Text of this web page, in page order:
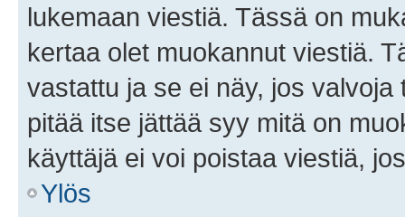
lukemaan viestiä. Tässä on
kertaa olet muokannut viestiä.
vastattu ja se ei näy, jos
pitää itse jättää syy mitä on
käyttäjä ei voi poistaa viestiä,
Ylös